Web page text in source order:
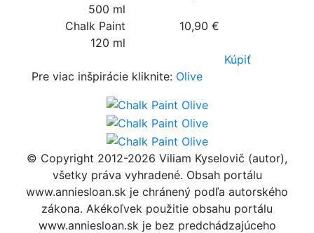
500 ml
Chalk Paint
120 ml
10,90 €
Kúpiť
Pre viac inšpirácie kliknite: Olive
© Copyright 2012-2026 Viliam Kyselovič (autor),
všetky práva vyhradené. Obsah portálu
www.anniesloan.sk je chránený podľa autorského
zákona. Akékoľvek použitie obsahu portálu
www.anniesloan.sk je bez predchádzajúceho